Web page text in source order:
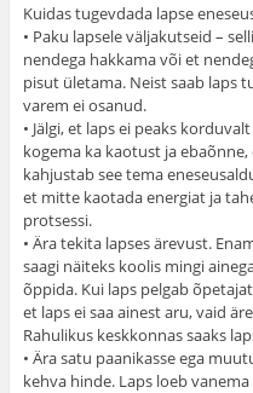
Kuidas tugevdada lapse
• Paku lapsele väljakutseid –
nendega hakkama või et
pisut ületama. Neist saab laps
varem ei osanud.
• Jälgi, et laps ei peaks
kogema ka kaotust ja
kahjustab see tema
et mitte kaotada energiat ja
protsessi.
• Ära tekita lapses ärevust.
saagi näiteks koolis mingi
õppida. Kui laps pelgab
et laps ei saa ainest aru, vaid
Rahulikus keskkonnas saaks
• Ära satu paanikasse ega
kehva hinde. Laps loeb